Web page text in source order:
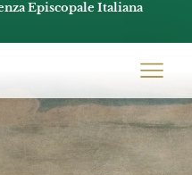
Episcopale Italiana